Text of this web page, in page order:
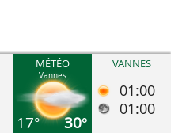
MÉTÉO
Vannes
17° 30°
VANNES
01:00
01:00